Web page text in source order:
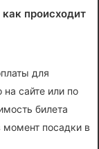
происходит
для
сайте или по
билета
момент посадки в